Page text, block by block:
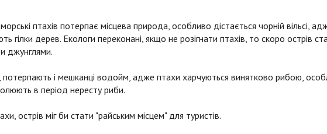
птахів потерпає місцева природа, особливо дістається чорній вільсі,
гілки дерев. Екологи переконані, якщо не розігнати птахів, то скоро острів
джунглями.
потерпають і мешканці водойм, адже птахи харчуються винятково рибою,
в період нересту риби.
острів міг би стати "райським місцем" для туристів.